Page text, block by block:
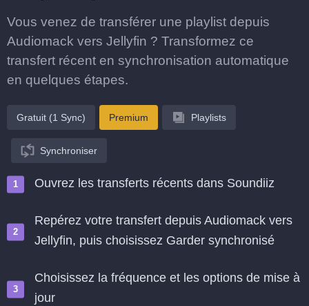
Vous venez de transférer une playlist depuis
Audiomack vers Jellyfin ? Transformez ce
transfert récent en synchronisation automatique
en quelques étapes.
Gratuit (1 Sync) Premium Playlists
Synchroniser
Ouvrez les transferts récents dans Soundiiz
Repérez votre transfert depuis Audiomack vers
Jellyfin, puis choisissez Garder synchronisé
Choisissez la fréquence et les options de mise à
jour